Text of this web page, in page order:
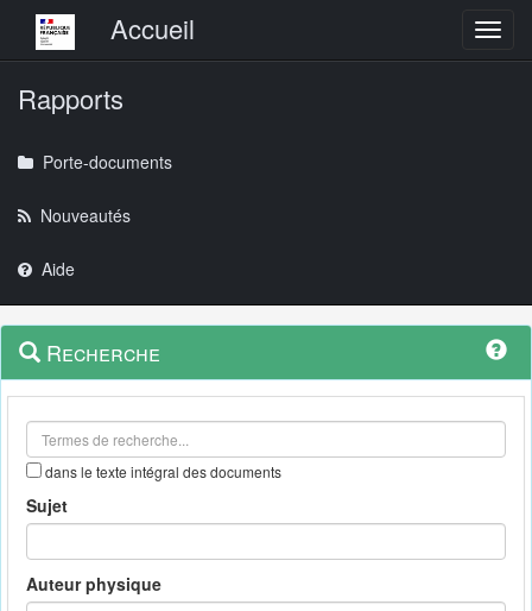
Menu principalAccueil
Rapports
Porte-documents
Nouveautés
Aide
Navigation
outils
Menu
contextuel
Recherche
dans le texte intégral des documents
Sujet
Auteur physique